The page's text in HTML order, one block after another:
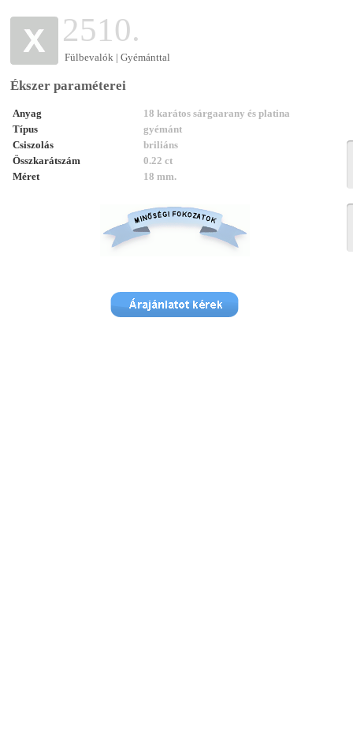
2510.
Fülbevalók | Gyémánttal
Ékszer paraméterei
Anyag
18 karátos sárgaarany és platina
Típus
gyémánt
Csiszolás
briliáns
Összkarátszám
0.22 ct
Méret
18 mm.